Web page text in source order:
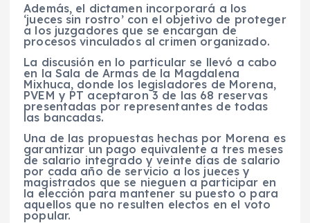
Además, el dictamen incorporará a los
‘jueces sin rostro’ con el objetivo de proteger
a los juzgadores que se encargan de
procesos vinculados al crimen organizado.
La discusión en lo particular se llevó a cabo
en la Sala de Armas de la Magdalena
Mixhuca, donde los legisladores de Morena,
PVEM y PT aceptaron 3 de las 68 reservas
presentadas por representantes de todas
las bancadas.
Una de las propuestas hechas por Morena es
garantizar un pago equivalente a tres meses
de salario integrado y veinte días de salario
por cada año de servicio a los jueces y
magistrados que se nieguen a participar en
la elección para mantener su puesto o para
aquellos que no resulten electos en el voto
popular.